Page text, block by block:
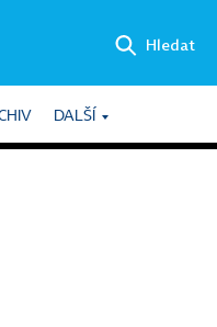
Hledat
DALŠÍ